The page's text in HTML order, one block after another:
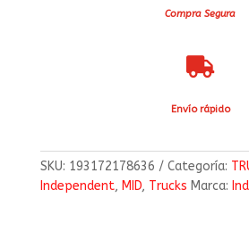
Compra Segura

Envío rápido
SKU: 193172178636 Categoría:
Independent, MID, Trucks Marca: